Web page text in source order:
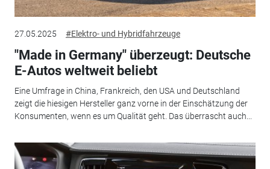
27.05.2025 #Elektro- und Hybridfahrzeuge
"Made in Germany" überzeugt: Deutsche
E-Autos weltweit beliebt
Eine Umfrage in China, Frankreich, den USA und Deutschland
zeigt die hiesigen Hersteller ganz vorne in der Einschätzung der
Konsumenten, wenn es um Qualität geht. Das überrascht auch...